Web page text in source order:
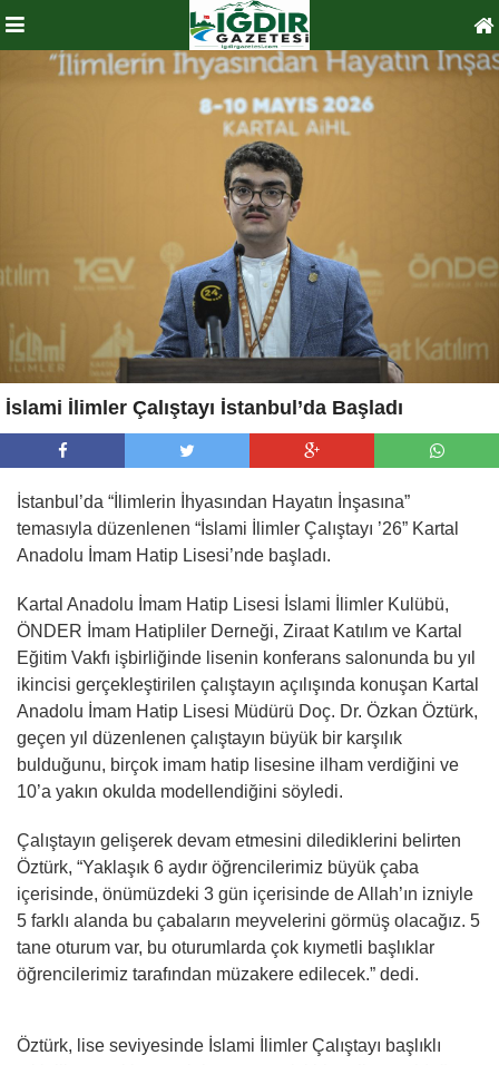
İslami İlimler Çalıştayı İstanbul’da Başladı
İstanbul’da “İlimlerin İhyasından Hayatın İnşasına”
temasıyla düzenlenen “İslami İlimler Çalıştayı ’26” Kartal
Anadolu İmam Hatip Lisesi’nde başladı.
Kartal Anadolu İmam Hatip Lisesi İslami İlimler Kulübü,
ÖNDER İmam Hatipliler Derneği, Ziraat Katılım ve Kartal
Eğitim Vakfı işbirliğinde lisenin konferans salonunda bu yıl
ikincisi gerçekleştirilen çalıştayın açılışında konuşan Kartal
Anadolu İmam Hatip Lisesi Müdürü Doç. Dr. Özkan Öztürk,
geçen yıl düzenlenen çalıştayın büyük bir karşılık
bulduğunu, birçok imam hatip lisesine ilham verdiğini ve
10’a yakın okulda modellendiğini söyledi.
Çalıştayın gelişerek devam etmesini dilediklerini belirten
Öztürk, “Yaklaşık 6 aydır öğrencilerimiz büyük çaba
içerisinde, önümüzdeki 3 gün içerisinde de Allah’ın izniyle
5 farklı alanda bu çabaların meyvelerini görmüş olacağız. 5
tane oturum var, bu oturumlarda çok kıymetli başlıklar
öğrencilerimiz tarafından müzakere edilecek.” dedi.
Öztürk, lise seviyesinde İslami İlimler Çalıştayı başlıklı